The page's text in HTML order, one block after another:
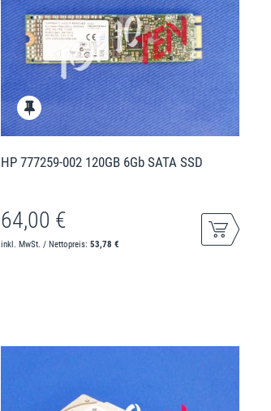
HP 777259-002 120GB 6Gb SATA SSD
64,00 €
inkl. MwSt. / Nettopreis:53,78 €